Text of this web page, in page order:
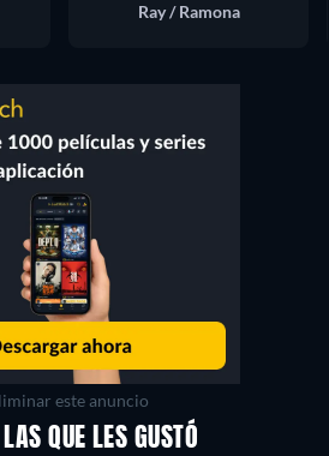
Ray / Ramona
este anuncio
QUE LES GUSTÓ